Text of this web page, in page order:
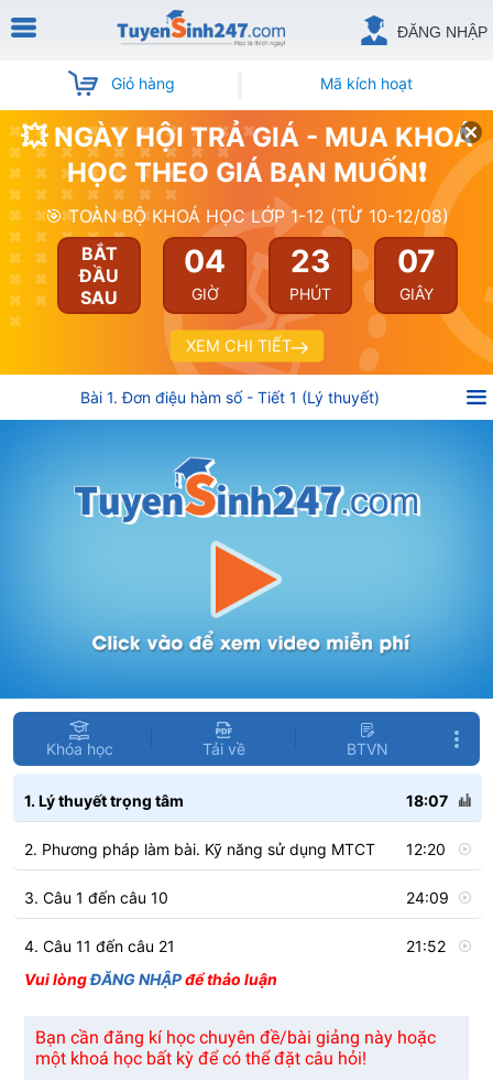
ĐĂNG NHẬP
Giỏ hàng Mã kích hoạt
💥 NGÀY HỘI TRẢ GIÁ - MUA KHOÁ
HỌC THEO GIÁ BẠN MUỐN❗
🎯 TOÀN BỘ KHOÁ HỌC LỚP 1-12 (TỪ 10-12/08)
BẮT
ĐẦU
SAU
04
GIỜ
23
PHÚT
06
GIÂY
XEM CHI TIẾT
Bài 1. Đơn điệu hàm số - Tiết 1 (Lý thuyết)
Khóa học Tải về BTVN
1. Lý thuyết trọng tâm 18:07
2. Phương pháp làm bài. Kỹ năng sử dụng MTCT 12:20
3. Câu 1 đến câu 10 24:09
4. Câu 11 đến câu 21 21:52
5. Câu 22 đến câu 35
6. Câu 36 đến câu 47 27:30
Vui lòngĐĂNG NHẬPđể thảo luận
Bạn cần đăng kí học chuyên đề/bài giảng này hoặc
một khoá học bất kỳ để có thể đặt câu hỏi!